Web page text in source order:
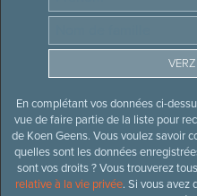
En complétant vos données ci-
vue de faire partie de la liste pour
de Koen Geens. Vous voulez savoir
quelles sont les données
sont vos droits ? Vous trouverez
relative à la vie privée. Si vous avez